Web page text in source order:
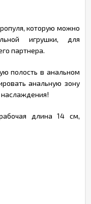
которую можно
игрушки, для
партнера.
полость в анальном
анальную зону
наслаждения!
длина 14 см,